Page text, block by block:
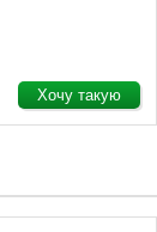
Хочу такую